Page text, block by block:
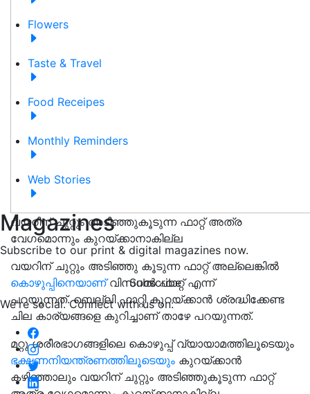
Flowers
Taste & Travel
Food Receipes
Monthly Reminders
Web Stories
Magazines
Subscribe to our print & digital magazines now.
Subscribe
We're social. Connect with us on:
വയറിന് ചുറ്റും അടിഞ്ഞുകൂടുന്ന ഫാറ്റ് അത്ര
വേഗമൊന്നും കുറയ്ക്കാനാകില്ല
വയറിന് ചുറ്റും അടിഞ്ഞു കൂടുന്ന ഫാറ്റ് അല്ലെങ്കില്‍
കൊഴുപ്പിനെയാണ്വിസറൽ ഫാറ്റ് എന്ന്
പറയുന്നത്. ബെല്ലി ഫാറ്റി കുറയ്ക്കാൻ ശ്രദ്ധിക്കേണ്ട
ചില കാര്യങ്ങളെ കുറിച്ചാണ് താഴേ പറയുന്നത്.
മറ്റു ശരീരഭാഗങ്ങളിലെ കൊഴുപ്പ് വ്യായാമത്തിലൂടെയും
ഭക്ഷണനിയന്ത്രണത്തിലൂടെയും കുറയ്ക്കാന്‍
കഴിഞ്ഞാലും വയറിന് ചുറ്റും അടിഞ്ഞുകൂടുന്ന ഫാറ്റ്